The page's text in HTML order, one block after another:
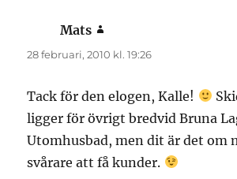
Mats
28 februari, 2010 kl. 19:26
Tack för den elogen, Kalle!
ligger för övrigt bredvid Bruna
Utomhusbad, men dit är det om
svårare att få kunder.